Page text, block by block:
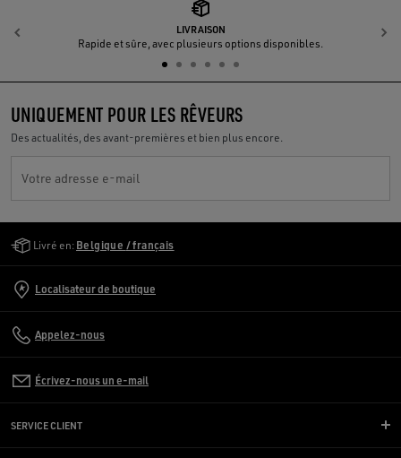
LIVRAISON
Rapide et sûre, avec plusieurs options disponibles.
Précédent
UNIQUEMENT POUR LES RÊVEURS
Des actualités, des avant-premières et bien plus encore.
Votre adresse e-mail
Livré en: Belgique / français
Localisateur de boutique
Appelez-nous
Écrivez-nous un e-mail
SERVICE CLIENT